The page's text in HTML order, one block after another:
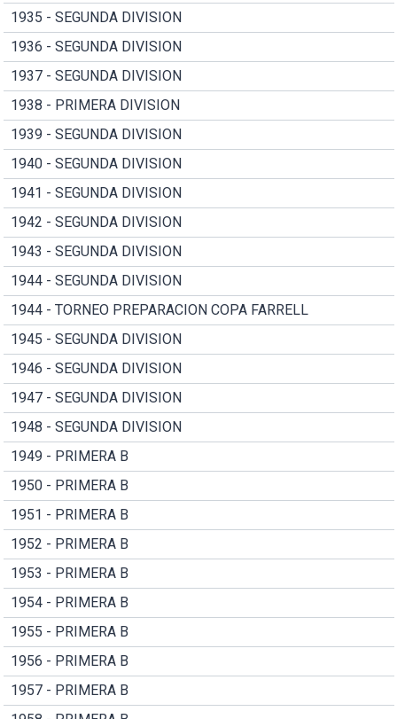
1935 - SEGUNDA DIVISION
1936 - SEGUNDA DIVISION
1937 - SEGUNDA DIVISION
1938 - PRIMERA DIVISION
1939 - SEGUNDA DIVISION
1940 - SEGUNDA DIVISION
1941 - SEGUNDA DIVISION
1942 - SEGUNDA DIVISION
1943 - SEGUNDA DIVISION
1944 - SEGUNDA DIVISION
1944 - TORNEO PREPARACION COPA FARRELL
1945 - SEGUNDA DIVISION
1946 - SEGUNDA DIVISION
1947 - SEGUNDA DIVISION
1948 - SEGUNDA DIVISION
1949 - PRIMERA B
1950 - PRIMERA B
1951 - PRIMERA B
1952 - PRIMERA B
1953 - PRIMERA B
1954 - PRIMERA B
1955 - PRIMERA B
1956 - PRIMERA B
1957 - PRIMERA B